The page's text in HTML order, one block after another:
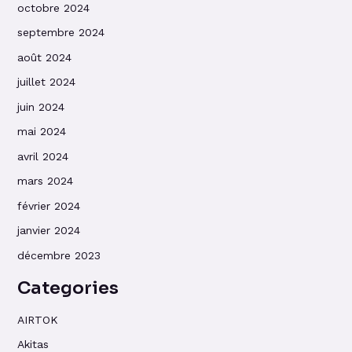
octobre 2024
septembre 2024
août 2024
juillet 2024
juin 2024
mai 2024
avril 2024
mars 2024
février 2024
janvier 2024
décembre 2023
Categories
AIRTOK
Akitas